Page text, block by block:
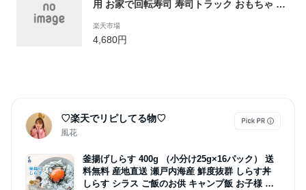
用 お家で回転寿司 寿司トラック おもちゃ 孫
グッズ 寿司パーティー クリスマス ギフト プ
レゼント
楽天市場
4,680円
♡楽天でリピしてる物♡
風花
釜揚げしらす 400g （小分け25g×16パック） 送
料無料 産地直送 瀬戸内海産 鮮度抜群 しらす丼
しらす シラス ご飯のお供 キャンプ飯 お子様 離